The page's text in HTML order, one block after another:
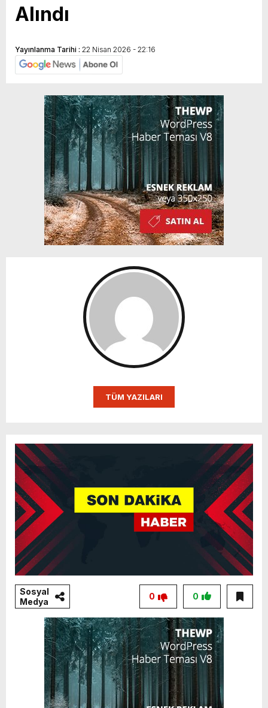
Alındı
Yayınlanma Tarihi : 22 Nisan 2026 - 22:16
TÜM YAZILARI
Sosyal
Medya
0
0